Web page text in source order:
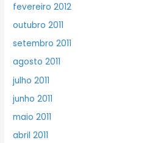
fevereiro 2012
outubro 2011
setembro 2011
agosto 2011
julho 2011
junho 2011
maio 2011
abril 2011